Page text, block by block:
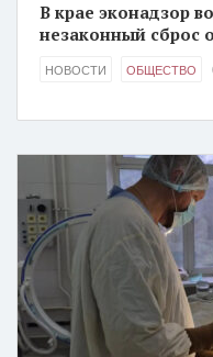
В крае эконадзор
незаконный сброс
НОВОСТИ ОБЩЕСТВО